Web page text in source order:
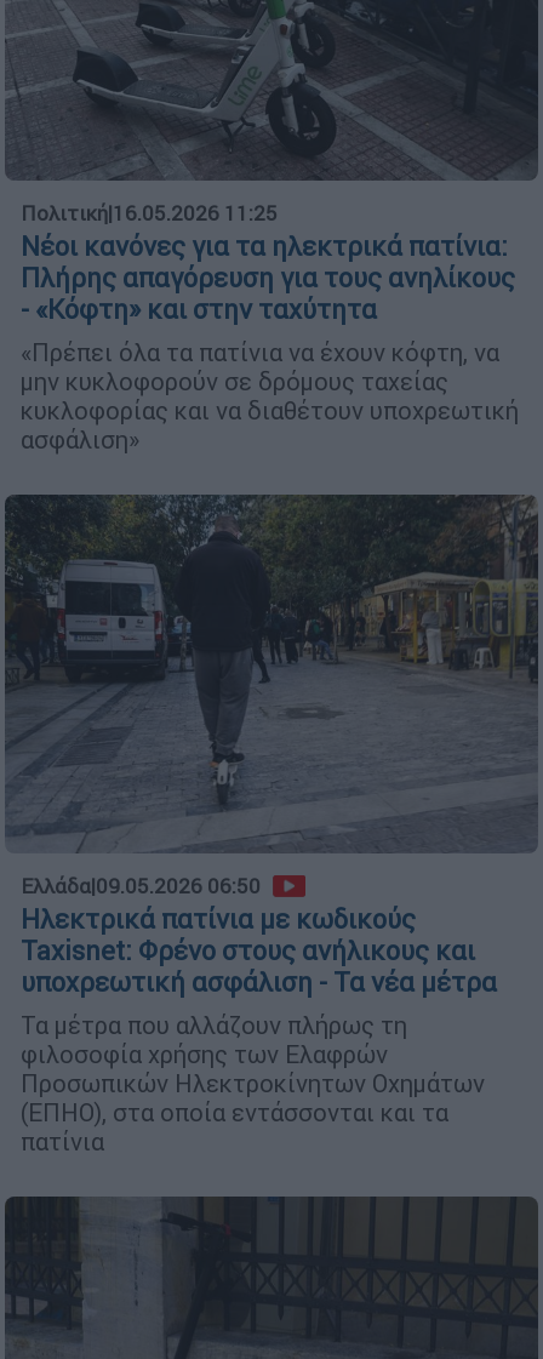
Πολιτική|16.05.2026 11:25
Νέοι κανόνες για τα ηλεκτρικά πατίνια:
Πλήρης απαγόρευση για τους ανηλίκους
- «Κόφτη» και στην ταχύτητα
«Πρέπει όλα τα πατίνια να έχουν κόφτη, να
μην κυκλοφορούν σε δρόμους ταχείας
κυκλοφορίας και να διαθέτουν υποχρεωτική
ασφάλιση»
Ελλάδα|09.05.2026 06:50
Ηλεκτρικά πατίνια με κωδικούς
Taxisnet: Φρένο στους ανήλικους και
υποχρεωτική ασφάλιση - Τα νέα μέτρα
Τα μέτρα που αλλάζουν πλήρως τη
φιλοσοφία χρήσης των Ελαφρών
Προσωπικών Ηλεκτροκίνητων Οχημάτων
(ΕΠΗΟ), στα οποία εντάσσονται και τα
πατίνια